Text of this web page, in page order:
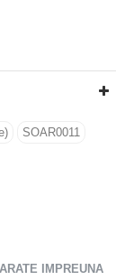
SOAR0011
IMPREUNA